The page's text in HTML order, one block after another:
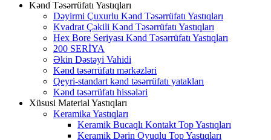
Kənd Təsərrüfatı Yastıqları
Dəyirmi Çuxurlu Kənd Təsərrüfatı Yastıqları
Kvadrat Çəkili Kənd Təsərrüfatı Yastıqları
Hex Bore Seriyası Kənd Təsərrüfatı Yastıqları
200 SERİYA
Əkin Dəstəyi Vahidi
Kənd təsərrüfatı mərkəzləri
Qeyri-standart kənd təsərrüfatı yatakları
Kənd təsərrüfatı hissələri
Xüsusi Material Yastıqları
Keramika Yastıqları
Keramik Bucaqlı Kontakt Top Yastıqları
Keramik Dərin Oyuqlu Top Yastıqları